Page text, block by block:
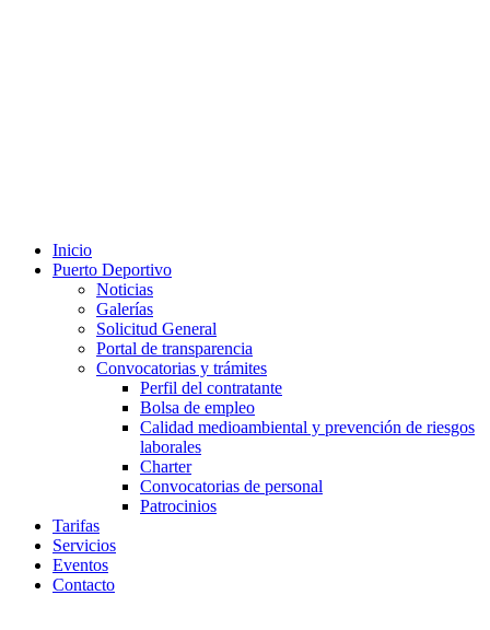
Inicio
Puerto Deportivo
Noticias
Galerías
Solicitud General
Portal de transparencia
Convocatorias y trámites
Perfil del contratante
Bolsa de empleo
Calidad medioambiental y prevención de riesgos
laborales
Charter
Convocatorias de personal
Patrocinios
Tarifas
Servicios
Eventos
Contacto